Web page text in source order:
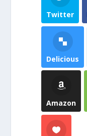
Twitter
Delicious
Amazon